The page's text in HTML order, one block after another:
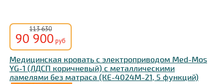
113 630
90 900 руб
Медицинская кровать с электроприводом Med-Mos
YG-1 (ЛДСП коричневый) с металлическими
ламелями без матраса (КЕ-4024М-21, 5 функций)